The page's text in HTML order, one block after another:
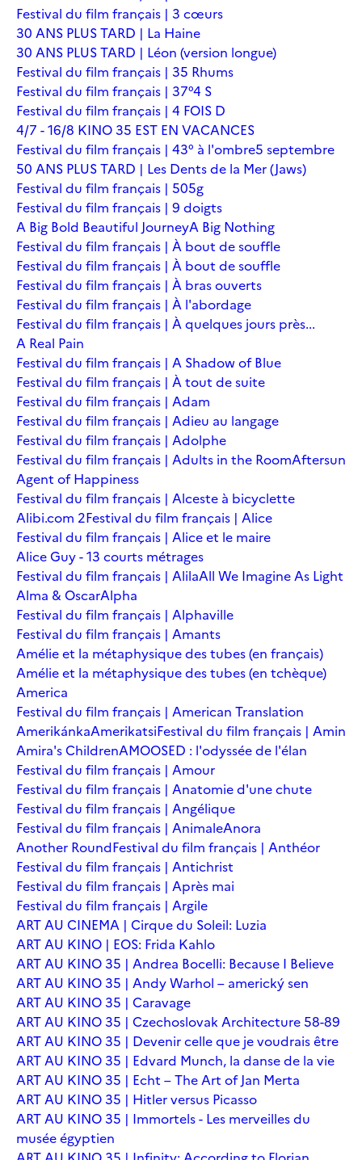
Festival du film français | 3 cœurs
30 ANS PLUS TARD | La Haine
30 ANS PLUS TARD | Léon (version longue)
Festival du film français | 35 Rhums
Festival du film français | 37°4 S
Festival du film français | 4 FOIS D
4/7 - 16/8 KINO 35 EST EN VACANCES
Festival du film français | 43° à l'ombre5 septembre
50 ANS PLUS TARD | Les Dents de la Mer (Jaws)
Festival du film français | 505g
Festival du film français | 9 doigts
A Big Bold Beautiful JourneyA Big Nothing
Festival du film français | À bout de souffle
Festival du film français | À bout de souffle
Festival du film français | À bras ouverts
Festival du film français | À l'abordage
Festival du film français | À quelques jours près...
A Real Pain
Festival du film français | A Shadow of Blue
Festival du film français | À tout de suite
Festival du film français | Adam
Festival du film français | Adieu au langage
Festival du film français | Adolphe
Festival du film français | Adults in the RoomAftersun
Agent of Happiness
Festival du film français | Alceste à bicyclette
Alibi.com 2Festival du film français | Alice
Festival du film français | Alice et le maire
Alice Guy - 13 courts métrages
Festival du film français | AlilaAll We Imagine As Light
Alma & OscarAlpha
Festival du film français | Alphaville
Festival du film français | Amants
Amélie et la métaphysique des tubes (en français)
Amélie et la métaphysique des tubes (en tchèque)
America
Festival du film français | American Translation
AmerikánkaAmerikatsiFestival du film français | Amin
Amira's ChildrenAMOOSED : l'odyssée de l'élan
Festival du film français | Amour
Festival du film français | Anatomie d'une chute
Festival du film français | Angélique
Festival du film français | AnimaleAnora
Another RoundFestival du film français | Anthéor
Festival du film français | Antichrist
Festival du film français | Après mai
Festival du film français | Argile
ART AU CINEMA | Cirque du Soleil: Luzia
ART AU KINO | EOS: Frida Kahlo
ART AU KINO 35 | Andrea Bocelli: Because I Believe
ART AU KINO 35 | Andy Warhol – americký sen
ART AU KINO 35 | Caravage
ART AU KINO 35 | Czechoslovak Architecture 58-89
ART AU KINO 35 | Devenir celle que je voudrais être
ART AU KINO 35 | Edvard Munch, la danse de la vie
ART AU KINO 35 | Echt – The Art of Jan Merta
ART AU KINO 35 | Hitler versus Picasso
ART AU KINO 35 | Immortels - Les merveilles du
musée égyptien